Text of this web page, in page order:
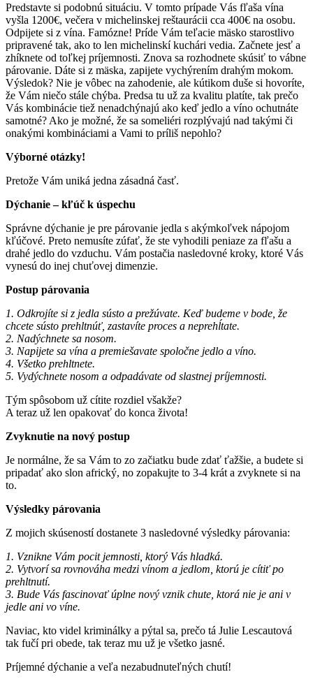
Predstavte si podobnú situáciu. V tomto prípade Vás fľaša vína
vyšla 1200€, večera v michelinskej reštaurácii cca 400€ na osobu.
Odpijete si z vína. Famózne! Príde Vám teľacie mäsko starostlivo
pripravené tak, ako to len michelinskí kuchári vedia. Začnete jesť a
zhíknete od toľkej príjemnosti. Znova sa rozhodnete skúsiť to vábne
párovanie. Dáte si z mäska, zapijete vychýrením drahým mokom.
Výsledok? Nie je vôbec na zahodenie, ale kútikom duše si hovoríte,
že Vám niečo stále chýba. Predsa tu už za kvalitu platíte, tak prečo
Vás kombinácie tiež nenadchýnajú ako keď jedlo a víno ochutnáte
samotné? Ako je možné, že sa someliéri rozplývajú nad takými či
onakými kombináciami a Vami to príliš nepohlo?
Výborné otázky!
Pretože Vám uniká jedna zásadná časť.
Dýchanie – kľúč k úspechu
Správne dýchanie je pre párovanie jedla s akýmkoľvek nápojom
kľúčové. Preto nemusíte zúfať, že ste vyhodili peniaze za fľašu a
drahé jedlo do vzduchu. Vám postačia nasledovné kroky, ktoré Vás
vynesú do inej chuťovej dimenzie.
Postup párovania
1. Odkrojíte si z jedla sústo a prežúvate. Keď budeme v bode, že
chcete sústo prehltnúť, zastavíte proces a neprehĺtate.
2. Nadýchnete sa nosom.
3. Napijete sa vína a premiešavate spoločne jedlo a víno.
4. Všetko prehltnete.
5. Vydýchnete nosom a odpadávate od slastnej príjemnosti.
Tým spôsobom už cítite rozdiel všakže?
A teraz už len opakovať do konca života!
Zvyknutie na nový postup
Je normálne, že sa Vám to zo začiatku bude zdať ťažšie, a budete si
pripadať ako slon africký, no zopakujte to 3-4 krát a zvyknete si na
to.
Výsledky párovania
Z mojich skúseností dostanete 3 nasledovné výsledky párovania:
1. Vznikne Vám pocit jemnosti, ktorý Vás hladká.
2. Vytvorí sa rovnováha medzi vínom a jedlom, ktorú je cítiť po
prehltnutí.
3. Bude Vás fascinovať úplne nový vznik chute, ktorá nie je ani v
jedle ani vo víne.
Naviac, kto videl kriminálky a pýtal sa, prečo tá Julie Lescautová
tak fučí pri obede, tak teraz mu už je všetko jasné.
Príjemné dýchanie a veľa nezabudnuteľných chutí!